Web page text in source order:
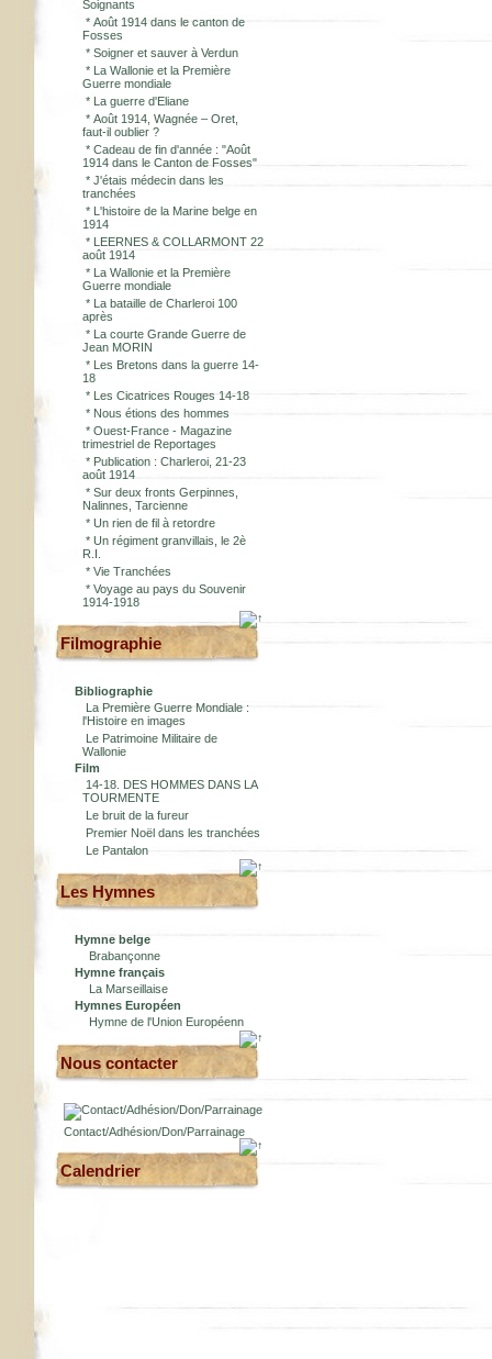
Soignants
* Août 1914 dans le canton de
Fosses
* Soigner et sauver à Verdun
* La Wallonie et la Première
Guerre mondiale
* La guerre d'Eliane
* Août 1914, Wagnée – Oret,
faut-il oublier ?
* Cadeau de fin d'année : "Août
1914 dans le Canton de Fosses"
* J'étais médecin dans les
tranchées
* L'histoire de la Marine belge en
1914
* LEERNES & COLLARMONT 22
août 1914
* La Wallonie et la Première
Guerre mondiale
* La bataille de Charleroi 100
après
* La courte Grande Guerre de
Jean MORIN
* Les Bretons dans la guerre 14-
18
* Les Cicatrices Rouges 14-18
* Nous étions des hommes
* Ouest-France - Magazine
trimestriel de Reportages
* Publication : Charleroi, 21-23
août 1914
* Sur deux fronts Gerpinnes,
Nalinnes, Tarcienne
* Un rien de fil à retordre
* Un régiment granvillais, le 2è
R.I.
* Vie Tranchées
* Voyage au pays du Souvenir
1914-1918
Filmographie
Bibliographie
La Première Guerre Mondiale :
l'Histoire en images
Le Patrimoine Militaire de
Wallonie
Film
14-18. DES HOMMES DANS LA
TOURMENTE
Le bruit de la fureur
Premier Noël dans les tranchées
Le Pantalon
Les Hymnes
Hymne belge
Brabançonne
Hymne français
La Marseillaise
Hymnes Européen
Hymne de l'Union Européenn
Nous contacter
Contact/Adhésion/Don/Parrainage
Calendrier